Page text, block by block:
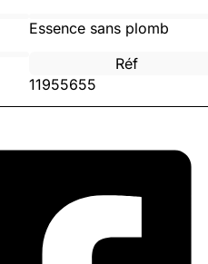
Essence sans plomb
Réf
11955655